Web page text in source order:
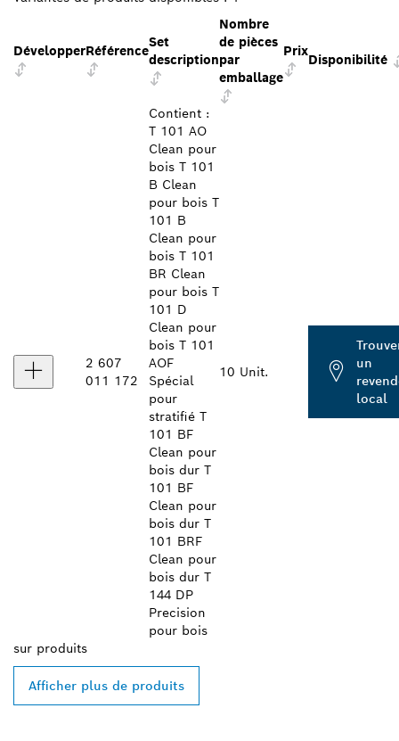
DévelopperRéférence
Set
description
Nombre
de pièces
par
emballage
Prix
Disponibilité
2 607
011 172
Contient :
T 101 AO
Clean pour
bois T 101
B Clean
pour bois T
101 B
Clean pour
bois T 101
BR Clean
pour bois T
101 D
Clean pour
bois T 101
AOF
Spécial
pour
stratifié T
101 BF
Clean pour
bois dur T
101 BF
Clean pour
bois dur T
101 BRF
Clean pour
bois dur T
144 DP
Precision
pour bois
10 Unit.
un
local
sur produits
Afficher plus de produits